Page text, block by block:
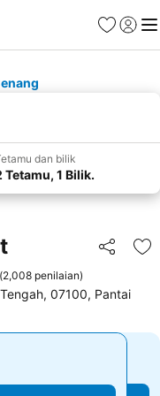
Kegemaran
Daftar
dan bilik
Tetamu, 1 Bilik.
Kongsi
(2,008 penilaian)
07100, Pantai